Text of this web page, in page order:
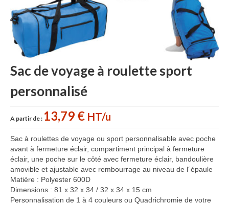
Contact
Sac de voyage à roulette sport
personnalisé
A partir de : 13,79 € HT/u
Sac à roulettes de voyage ou sport personnalisable avec poche
avant à fermeture éclair, compartiment principal à fermeture
éclair, une poche sur le côté avec fermeture éclair, bandoulière
amovible et ajustable avec rembourrage au niveau de l´épaule
Matière : Polyester 600D
Dimensions : 81 x 32 x 34 / 32 x 34 x 15 cm
Personnalisation de 1 à 4 couleurs ou Quadrichromie de votre